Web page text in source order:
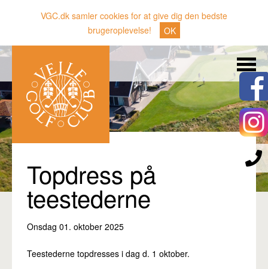
VGC.dk samler cookies for at give dig den bedste
brugeroplevelse!
OK
Nyheder
Klubben
Gæster
Sporten
Erhverv
Den lille Kok
Topdress på
teestederne
Onsdag 01. oktober 2025
Teestederne topdresses i dag d. 1 oktober.